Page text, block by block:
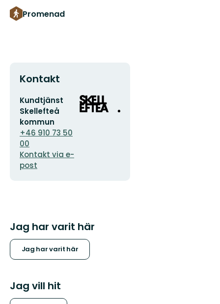
Promenad
Kontakt
E-
postadress
Kundtjänst
Skellefteå
kommun
+46 910 73 50
00
Kontakt via e-
post
Organisationens
logotyp
Jag har varit här
Jag har varit här
Jag vill hit